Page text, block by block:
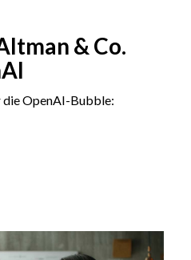
& Co.
die OpenAI-Bubble: